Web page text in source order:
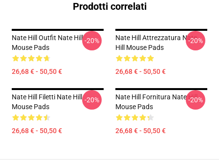
Prodotti correlati
Nate Hill Outfit Nate Hill
Mouse Pads
26,68 € - 50,50 €
-20%
Nate Hill Attrezzatura Nate
Hill Mouse Pads
26,68 € - 50,50 €
-20%
Nate Hill Filetti Nate Hill
Mouse Pads
26,68 € - 50,50 €
-20%
Nate Hill Fornitura Nate Hill
Mouse Pads
26,68 € - 50,50 €
-20%